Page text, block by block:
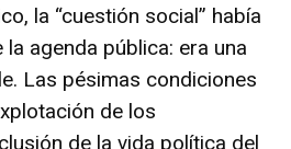
la “cuestión social” había
agenda pública: era una
Las pésimas condiciones
de los
de la vida política del